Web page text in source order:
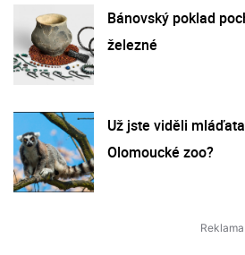
Bánovský poklad
železné
Už jste viděli
Olomoucké zoo?